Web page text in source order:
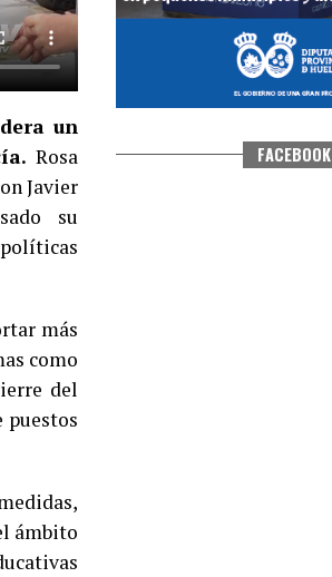
un
Rosa
Javier
su
más
como
del
puestos
ámbito
FACEBOOK